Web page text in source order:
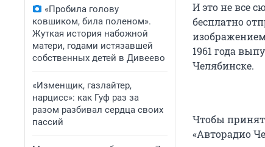
«Пробила голову
ковшиком, била поленом».
Жуткая история набожной
матери, годами истязавшей
собственных детей в Дивеево
«Изменщик, газлайтер,
нарцисс»: как Гуф раз за
разом разбивал сердца своих
пассий
И это не все
бесплатно
1961 года
Челябинске.
Чтобы
«Авторадио